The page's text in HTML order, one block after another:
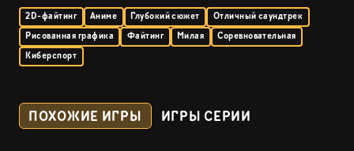
2D-файтинг Аниме Глубокий сюжет
Отличный саундтрек
Рисованная графика
Файтинг Милая
Соревновательная
Киберспорт
ПОХОЖИЕ ИГРЫ ИГРЫ СЕРИИ